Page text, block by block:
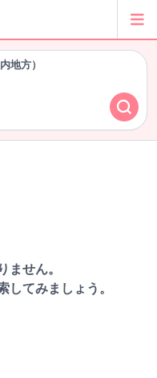
地方）
ません。
してみましょう。